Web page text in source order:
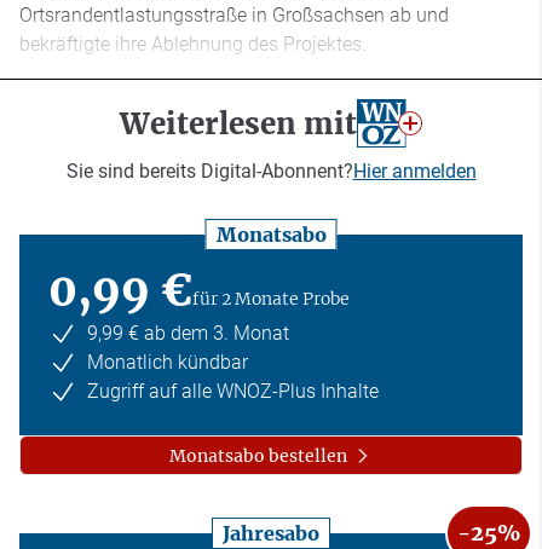
Ortsrandentlastungsstraße in Großsachsen ab und
bekräftigte ihre Ablehnung des Projektes.
Weiterlesen mit
Sie sind bereits Digital-Abonnent?Hier anmelden
Monatsabo
0,99 €für 2 Monate Probe
9,99 € ab dem 3. Monat
Monatlich kündbar
Zugriff auf alle WNOZ-Plus Inhalte
Monatsabo bestellen
Jahresabo -25%